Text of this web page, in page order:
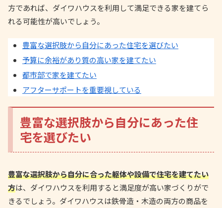
方であれば、ダイワハウスを利用して満足できる家を建てら
れる可能性が高いでしょう。
豊富な選択肢から自分にあった住宅を選びたい
予算に余裕があり質の高い家を建てたい
都市部で家を建てたい
アフターサポートを重要視している
豊富な選択肢から自分にあった住
宅を選びたい
豊富な選択肢から自分に合った躯体や設備で住宅を建てたい
方は、ダイワハウスを利用すると満足度が高い家づくりがで
きるでしょう。ダイワハウスは鉄骨造・木造の両方の商品を